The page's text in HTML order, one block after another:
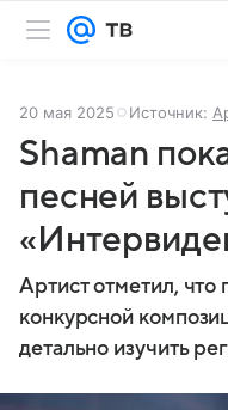
20 мая 2025 Источник:
Shaman
песней
Артист отметил, что
конкурсной
детально изучить